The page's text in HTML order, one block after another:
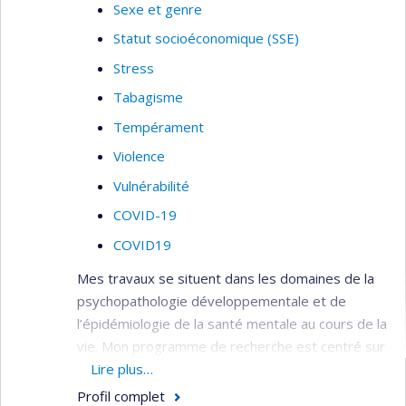
Sexe et genre
Statut socioéconomique (SSE)
Stress
Tabagisme
Tempérament
Violence
Vulnérabilité
COVID-19
COVID19
Mes travaux se situent dans les domaines de la
psychopathologie développementale et de
l’épidémiologie de la santé mentale au cours de la
vie. Mon programme de recherche est centré sur
l’étude de la transmission intergénérationnelle
des facteurs de risque pour les problèmes de
Lire plus…
Profil complet